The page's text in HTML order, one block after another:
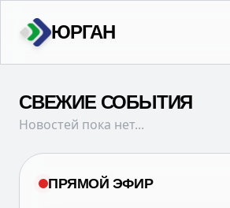
ЮРГАН
СВЕЖИЕ СОБЫТИЯ
Новостей пока нет...
ПРЯМОЙ ЭФИР